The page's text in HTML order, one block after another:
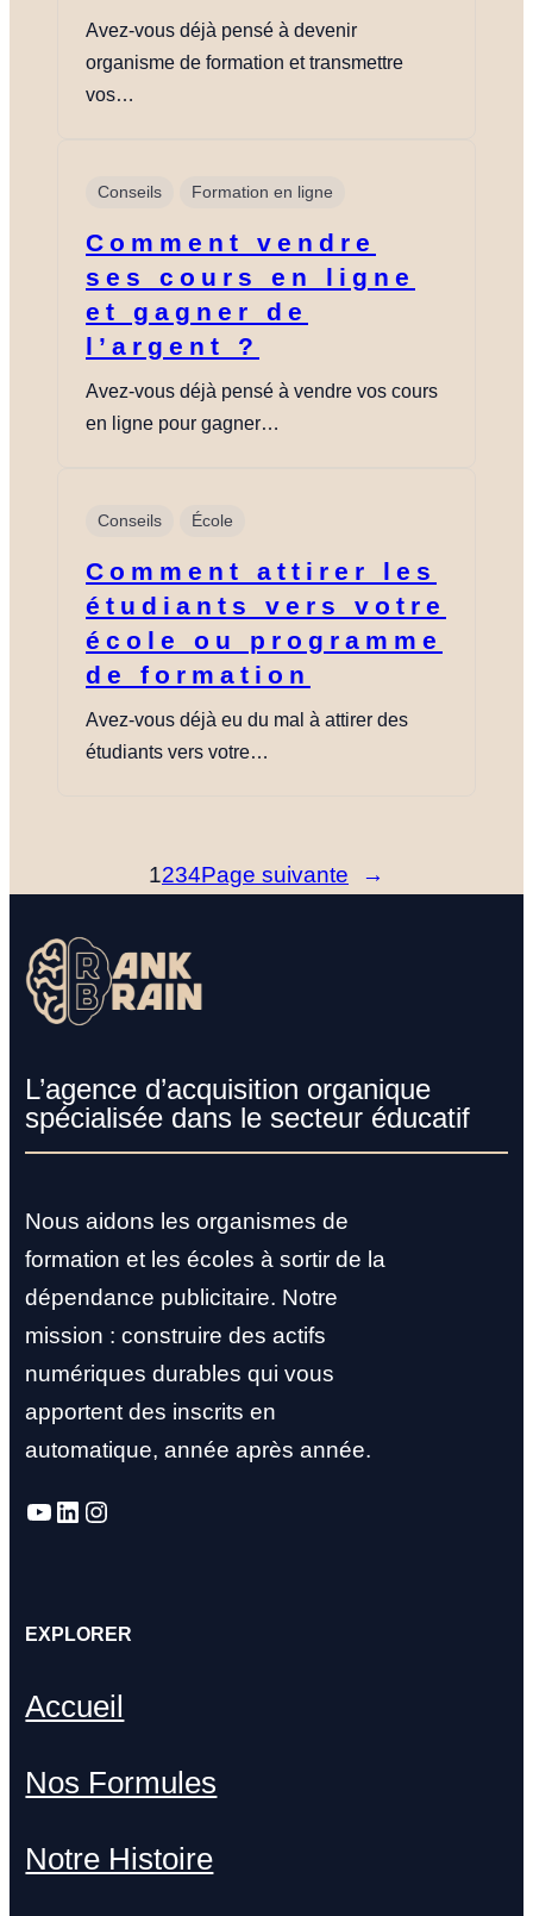
Nos
Notre
Le
NOUS TROUVER
YOUTUBE
LINKEDIN
LIEN
Avez-vous déjà pensé à devenir
organisme de formation et transmettre
vos…
Conseils Formation en ligne
Comment vendre
ses cours en ligne
et gagner de
l’argent ?
Avez-vous déjà pensé à vendre vos cours
en ligne pour gagner…
Conseils École
Comment attirer les
étudiants vers votre
école ou programme
de formation
Avez-vous déjà eu du mal à attirer des
étudiants vers votre…
1234Page suivante →
L’agence d’acquisition organique
spécialisée dans le secteur éducatif
Nous aidons les organismes de
formation et les écoles à sortir de la
dépendance publicitaire. Notre
mission : construire des actifs
numériques durables qui vous
apportent des inscrits en
automatique, année après année.
YouTube
LinkedIn
Instagram
EXPLORER
Accueil
Nos Formules
Notre Histoire